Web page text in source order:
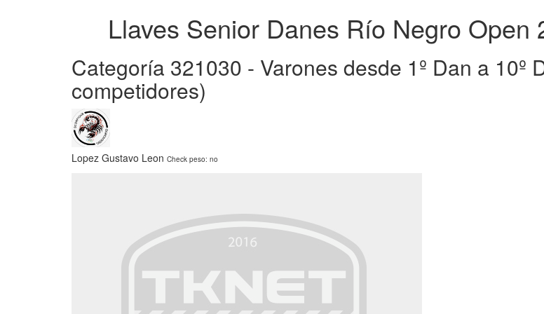
Llaves Senior Danes Río Negro Open
Categoría 321030 - Varones desde 1º Dan a 10º
competidores)
Lopez Gustavo Leon Check peso: no